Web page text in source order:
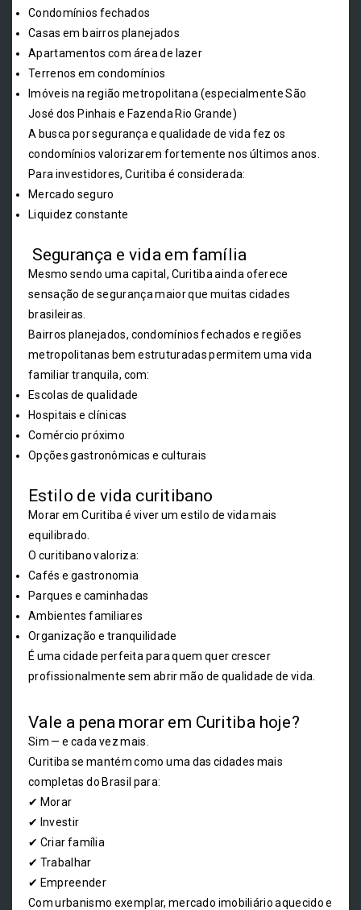
Condomínios fechados
Casas em bairros planejados
Apartamentos com área de lazer
Terrenos em condomínios
Imóveis na região metropolitana (especialmente São
José dos Pinhais e Fazenda Rio Grande)
A busca por segurança e qualidade de vida fez os
condomínios valorizarem fortemente nos últimos anos.
Para investidores, Curitiba é considerada:
Mercado seguro
Liquidez constante
Segurança e vida em família
Mesmo sendo uma capital, Curitiba ainda oferece
sensação de segurança maior que muitas cidades
brasileiras.
Bairros planejados, condomínios fechados e regiões
metropolitanas bem estruturadas permitem uma vida
familiar tranquila, com:
Escolas de qualidade
Hospitais e clínicas
Comércio próximo
Opções gastronômicas e culturais
Estilo de vida curitibano
Morar em Curitiba é viver um estilo de vida mais
equilibrado.
O curitibano valoriza:
Cafés e gastronomia
Parques e caminhadas
Ambientes familiares
Organização e tranquilidade
É uma cidade perfeita para quem quer crescer
profissionalmente sem abrir mão de qualidade de vida.
Vale a pena morar em Curitiba hoje?
Sim — e cada vez mais.
Curitiba se mantém como uma das cidades mais
completas do Brasil para:
✔ Morar
✔ Investir
✔ Criar família
✔ Trabalhar
✔ Empreender
Com urbanismo exemplar, mercado imobiliário aquecido e